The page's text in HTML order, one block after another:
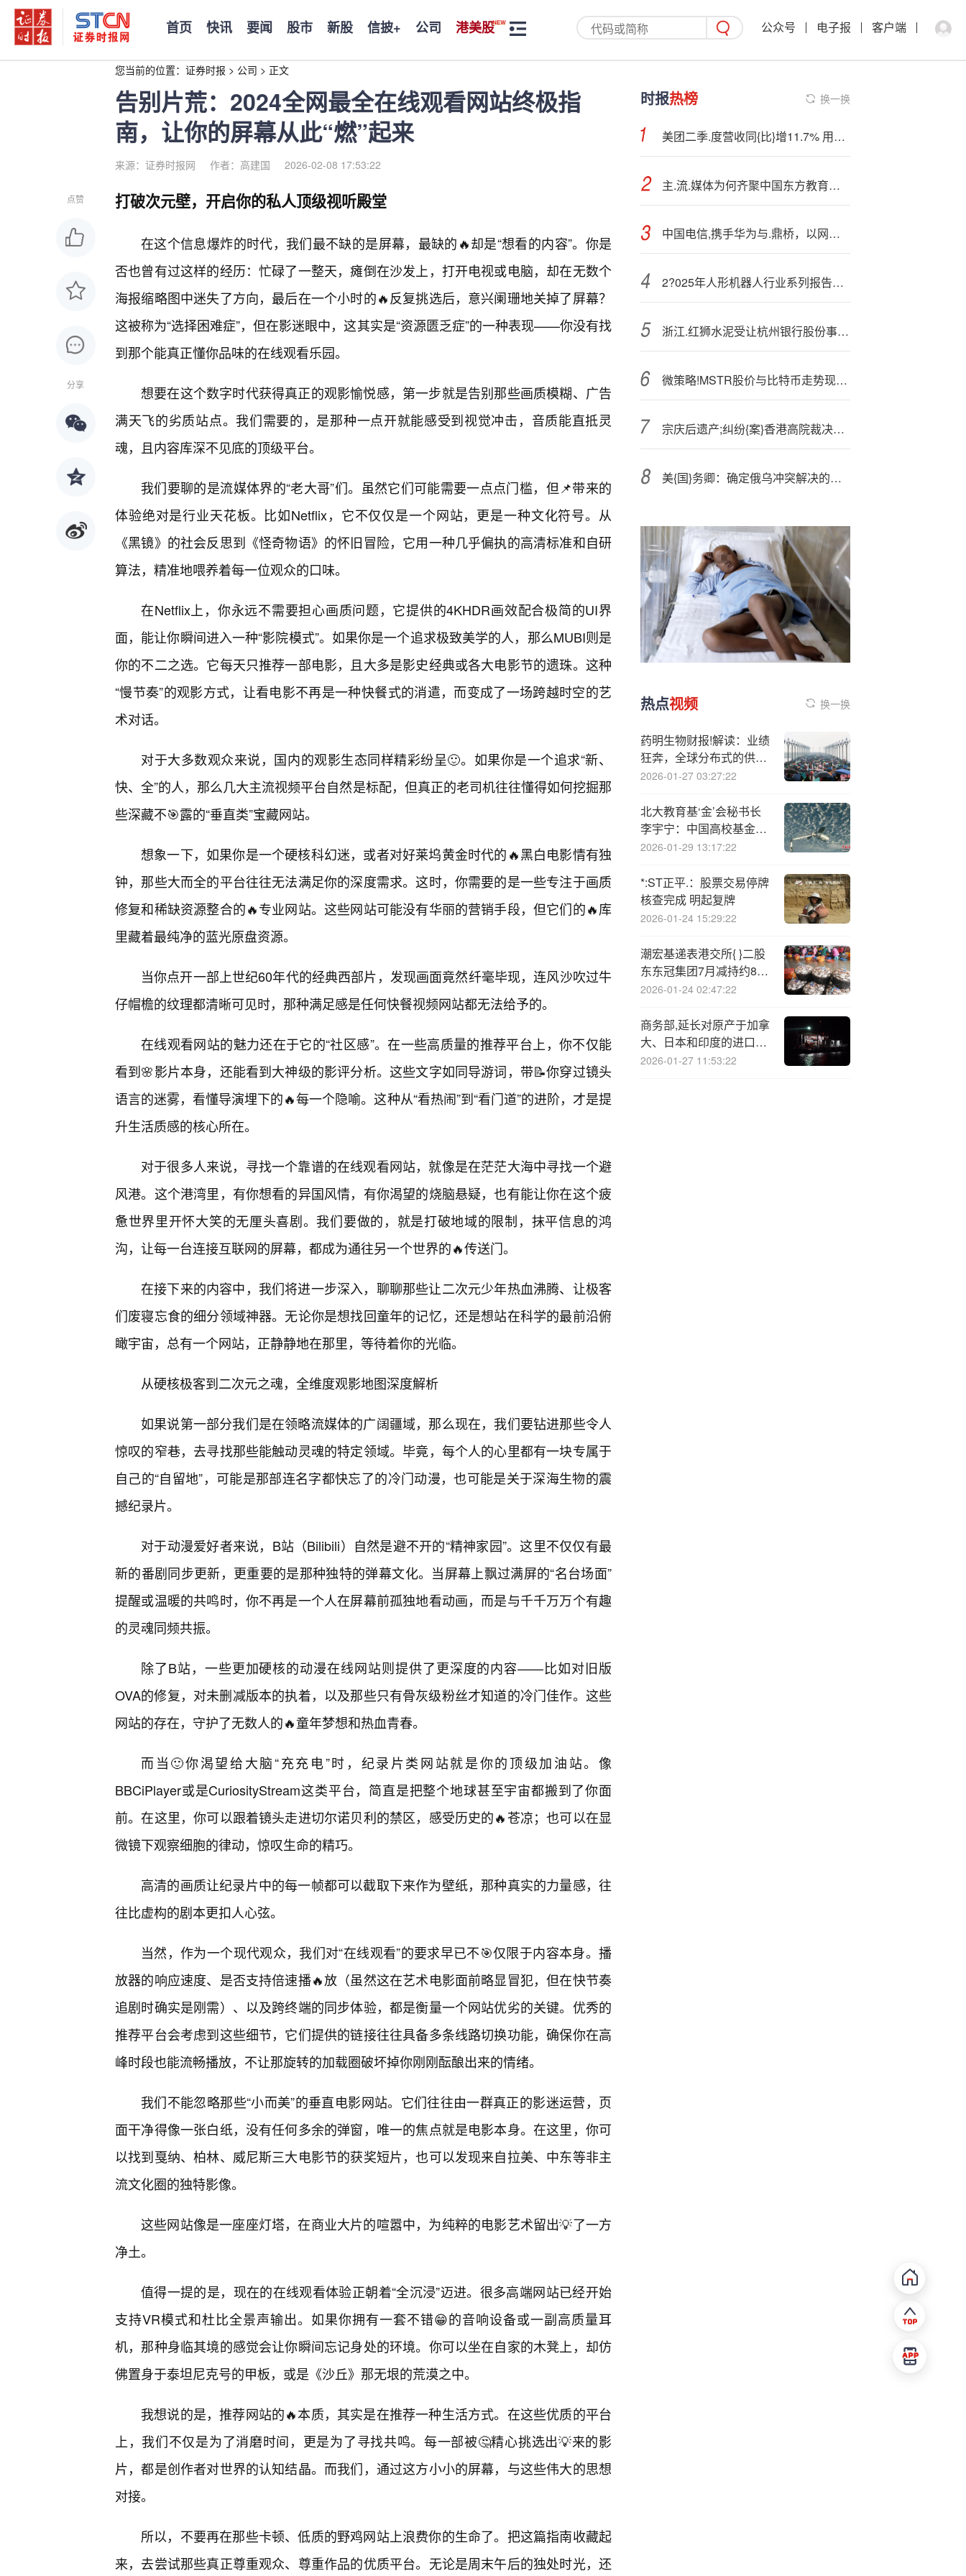
首页 快讯 要闻 股市 新股 信披+ 公司 港美股 公众号 电子报 客户端
您当前的位置： 证券时报 > 公司 > 正文
告别片荒：2024全网最全在线观看网站终极指
南，让你的屏幕从此“燃”起来
来源：证券时报网 作者：高建国 2026-02-08 17:53:22
点赞
分享
打破次元壁，开启你的私人顶级视听殿堂
在这个信息爆炸的时代，我们最不缺的是屏幕，最缺的🔥却是“想看的内容”。你是
否也曾有过这样的经历：忙碌了一整天，瘫倒在沙发上，打开电视或电脑，却在无数个
海报缩略图中迷失了方向，最后在一个小时的🔥反复挑选后，意兴阑珊地关掉了屏幕？
这被称为“选择困难症”，但在影迷眼中，这其实是“资源匮乏症”的一种表现——你没有找
到那个能真正懂你品味的在线观看乐园。
想要在这个数字时代获得真正的观影愉悦感，第一步就是告别那些画质模糊、广告
满天飞的劣质站点。我们需要的，是那种一点开就能感受到视觉冲击，音质能直抵灵
魂，且内容库深不见底的顶级平台。
我们要聊的是流媒体界的“老大哥”们。虽然它们可能需要一点点门槛，但📌带来的
体验绝对是行业天花板。比如Netflix，它不仅仅是一个网站，更是一种文化符号。从
《黑镜》的社会反思到《怪奇物语》的怀旧冒险，它用一种几乎偏执的高清标准和自研
算法，精准地喂养着每一位观众的口味。
在Netflix上，你永远不需要担心画质问题，它提供的4KHDR画效配合极简的UI界
面，能让你瞬间进入一种“影院模式”。如果你是一个追求极致美学的人，那么MUBI则是
你的不二之选。它每天只推荐一部电影，且大多是影史经典或各大电影节的遗珠。这种
“慢节奏”的观影方式，让看电影不再是一种快餐式的消遣，而变成了一场跨越时空的艺
术对话。
对于大多数观众来说，国内的观影生态同样精彩纷呈🙂。如果你是一个追求“新、
快、全”的人，那么几大主流视频平台自然是标配，但真正的老司机往往懂得如何挖掘那
些深藏不🎯露的“垂直类”宝藏网站。
想象一下，如果你是一个硬核科幻迷，或者对好莱坞黄金时代的🔥黑白电影情有独
钟，那些大而全的平台往往无法满足你的深度需求。这时，你需要的是一些专注于画质
修复和稀缺资源整合的🔥专业网站。这些网站可能没有华丽的营销手段，但它们的🔥库
里藏着最纯净的蓝光原盘资源。
当你点开一部上世纪60年代的经典西部片，发现画面竟然纤毫毕现，连风沙吹过牛
仔帽檐的纹理都清晰可见时，那种满足感是任何快餐视频网站都无法给予的。
在线观看网站的魅力还在于它的“社区感”。在一些高质量的推荐平台上，你不仅能
看到🌸影片本身，还能看到大神级的影评分析。这些文字如同导游词，带📝你穿过镜头
语言的迷雾，看懂导演埋下的🔥每一个隐喻。这种从“看热闹”到“看门道”的进阶，才是提
升生活质感的核心所在。
对于很多人来说，寻找一个靠谱的在线观看网站，就像是在茫茫大海中寻找一个避
风港。这个港湾里，有你想看的异国风情，有你渴望的烧脑悬疑，也有能让你在这个疲
惫世界里开怀大笑的无厘头喜剧。我们要做的，就是打破地域的限制，抹平信息的鸿
沟，让每一台连接互联网的屏幕，都成为通往另一个世界的🔥传送门。
在接下来的内容中，我们将进一步深入，聊聊那些让二次元少年热血沸腾、让极客
们废寝忘食的细分领域神器。无论你是想找回童年的记忆，还是想站在科学的最前沿俯
瞰宇宙，总有一个网站，正静静地在那里，等待着你的光临。
从硬核极客到二次元之魂，全维度观影地图深度解析
如果说第一部分我们是在领略流媒体的广阔疆域，那么现在，我们要钻进那些令人
惊叹的窄巷，去寻找那些能触动灵魂的特定领域。毕竟，每个人的心里都有一块专属于
自己的“自留地”，可能是那部连名字都快忘了的冷门动漫，也可能是关于深海生物的震
撼纪录片。
对于动漫爱好者来说，B站（Bilibili）自然是避不开的“精神家园”。这里不仅仅有最
新的番剧同步更新，更重要的是那种独特的弹幕文化。当屏幕上飘过满屏的“名台场面”
提醒或温暖的共鸣时，你不再是一个人在屏幕前孤独地看动画，而是与千千万万个有趣
的灵魂同频共振。
除了B站，一些更加硬核的动漫在线网站则提供了更深度的内容——比如对旧版
OVA的修复，对未删减版本的执着，以及那些只有骨灰级粉丝才知道的冷门佳作。这些
网站的存在，守护了无数人的🔥童年梦想和热血青春。
而当🙂你渴望给大脑“充充电”时，纪录片类网站就是你的顶级加油站。像
BBCiPlayer或是CuriosityStream这类平台，简直是把整个地球甚至宇宙都搬到了你面
前。在这里，你可以跟着镜头走进切尔诺贝利的禁区，感受历史的🔥苍凉；也可以在显
微镜下观察细胞的律动，惊叹生命的精巧。
高清的画质让纪录片中的每一帧都可以截取下来作为壁纸，那种真实的力量感，往
往比虚构的剧本更扣人心弦。
当然，作为一个现代观众，我们对“在线观看”的要求早已不🎯仅限于内容本身。播
放器的响应速度、是否支持倍速播🔥放（虽然这在艺术电影面前略显冒犯，但在快节奏
追剧时确实是刚需）、以及跨终端的同步体验，都是衡量一个网站优劣的关键。优秀的
推荐平台会考虑到这些细节，它们提供的链接往往具备多条线路切换功能，确保你在高
峰时段也能流畅播放，不让那旋转的加载圈破坏掉你刚刚酝酿出来的情绪。
我们不能忽略那些“小而美”的垂直电影网站。它们往往由一群真正的影迷运营，页
面干净得像一张白纸，没有任何多余的弹窗，唯一的焦点就是电影本身。在这里，你可
以找到戛纳、柏林、威尼斯三大电影节的获奖短片，也可以发现来自拉美、中东等非主
流文化圈的独特影像。
这些网站像是一座座灯塔，在商业大片的喧嚣中，为纯粹的电影艺术留出💡了一方
净土。
值得一提的是，现在的在线观看体验正朝着“全沉浸”迈进。很多高端网站已经开始
支持VR模式和杜比全景声输出。如果你拥有一套不错😁的音响设备或一副高质量耳
机，那种身临其境的感觉会让你瞬间忘记身处的环境。你可以坐在自家的木凳上，却仿
佛置身于泰坦尼克号的甲板，或是《沙丘》那无垠的荒漠之中。
我想说的是，推荐网站的🔥本质，其实是在推荐一种生活方式。在这些优质的平台
上，我们不仅是为了消磨时间，更是为了寻找共鸣。每一部被🤔精心挑选出💡来的影
片，都是创作者对世界的认知结晶。而我们，通过这方小小的屏幕，与这些伟大的思想
对接。
所以，不要再在那些卡顿、低质的野鸡网站上浪费你的生命了。把这篇指南收藏起
来，去尝试那些真正尊重观众、尊重作品的优质平台。无论是周末午后的独处时光，还
时报热榜 换一换
美团二季.度营收同{比}增11.7% 用户交易频次创新高
主.流.媒体为何齐聚中国东方教育？国赛佳绩背后是职教改革的“样本”力量
中国电信,携手华为与.鼎桥，以网络智能内生×5G大上行赋能机械导盲犬
2?025年人形机器人行业系列报告：人形机器人末端执行器，灵巧手产业化加速落地（附下载）
浙江.红狮水泥受让杭州银行股份事项被予以注销
微策略!MSTR股价与比特币走势现分歧 投资者关注其“滞后”表现
宗庆后遗产;纠纷{案}香港高院裁决全文
美{国}务卿：确定俄乌冲突解决的最后期限仍需时间
热点视频 换一换
药明生物财报!解读：业绩
狂奔，全球分布式的供应
链可应对各种不确定
2026-01-27 03:27:22
北大教育基‘金’会秘书长
李宇宁：中国高校基金会
资产规模潜力巨大，未来
2026-01-29 13:17:22
*:ST正平.：股票交易停牌
核查完成 明起复牌
2026-01-24 15:29:22
潮宏基递表港交所{ }二股
东东冠集团7月减持约888
万股
2026-01-24 02:47:22
商务部,延长对原产于加拿
大、日本和印度的进口卤
化丁基橡胶反倾销调查期
2026-01-27 11:53:22